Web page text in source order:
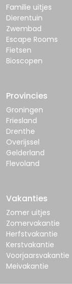
Familie uitjes
Dierentuin
Zwembad
Escape Rooms
Fietsen
Bioscopen
Provincies
Groningen
Friesland
Drenthe
Overijssel
Gelderland
Flevoland
Vakanties
Zomer uitjes
Zomervakantie
Herfstvakantie
Kerstvakantie
Voorjaarsvakantie
Meivakantie